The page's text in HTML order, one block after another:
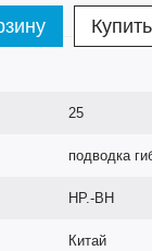
25
подводка
НР.-ВН
Китай